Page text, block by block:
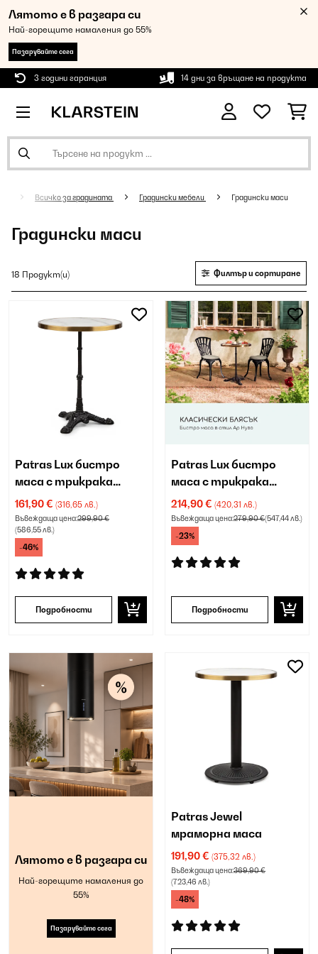
Лятото е в разгара си
Най-горещите намаления до 55%
Пазарувайте сега
3 години гаранция 14 дни за връщане на продукта
Всичко за градината Градински мебели Градински маси
Градински маси
18 Продукт(и) Филтър и сортиране
Patras Lux бистро
маса с трикрака
стойка
161,90 € (316,65 лв.)
Въвеждаща цена:299,90 €
(586,55 лв.)
-46%
Подробности
Patras Lux бистро
маса с трикрака
стойка
214,90 € (420,31 лв.)
Въвеждаща цена:279,90 €(547,44 лв.)
-23%
Подробности
Лятото е в разгара си
Най-горещите намаления до
55%
Пазарувайте сега
Patras Jewel
мраморна маса
191,90 € (375,32 лв.)
Въвеждаща цена:369,90 €
(723,46 лв.)
-48%